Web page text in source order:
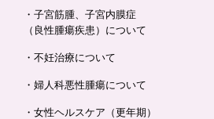
・子宮筋腫、子宮内膜症
（良性腫瘍疾患）について
・不妊治療について
・婦人科悪性腫瘍について
・女性ヘルスケア（更年期）